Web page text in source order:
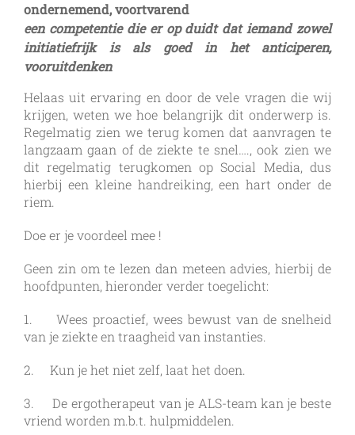
ondernemend, voortvarend
een competentie die er op duidt dat iemand zowel
initiatiefrijk is als goed in het anticiperen,
vooruitdenken
Helaas uit ervaring en door de vele vragen die wij
krijgen, weten we hoe belangrijk dit onderwerp is.
Regelmatig zien we terug komen dat aanvragen te
langzaam gaan of de ziekte te snel…., ook zien we
dit regelmatig terugkomen op Social Media, dus
hierbij een kleine handreiking, een hart onder de
riem.
Doe er je voordeel mee !
Geen zin om te lezen dan meteen advies, hierbij de
hoofdpunten, hieronder verder toegelicht:
1. Wees proactief, wees bewust van de snelheid
van je ziekte en traagheid van instanties.
2. Kun je het niet zelf, laat het doen.
3. De ergotherapeut van je ALS-team kan je beste
vriend worden m.b.t. hulpmiddelen.